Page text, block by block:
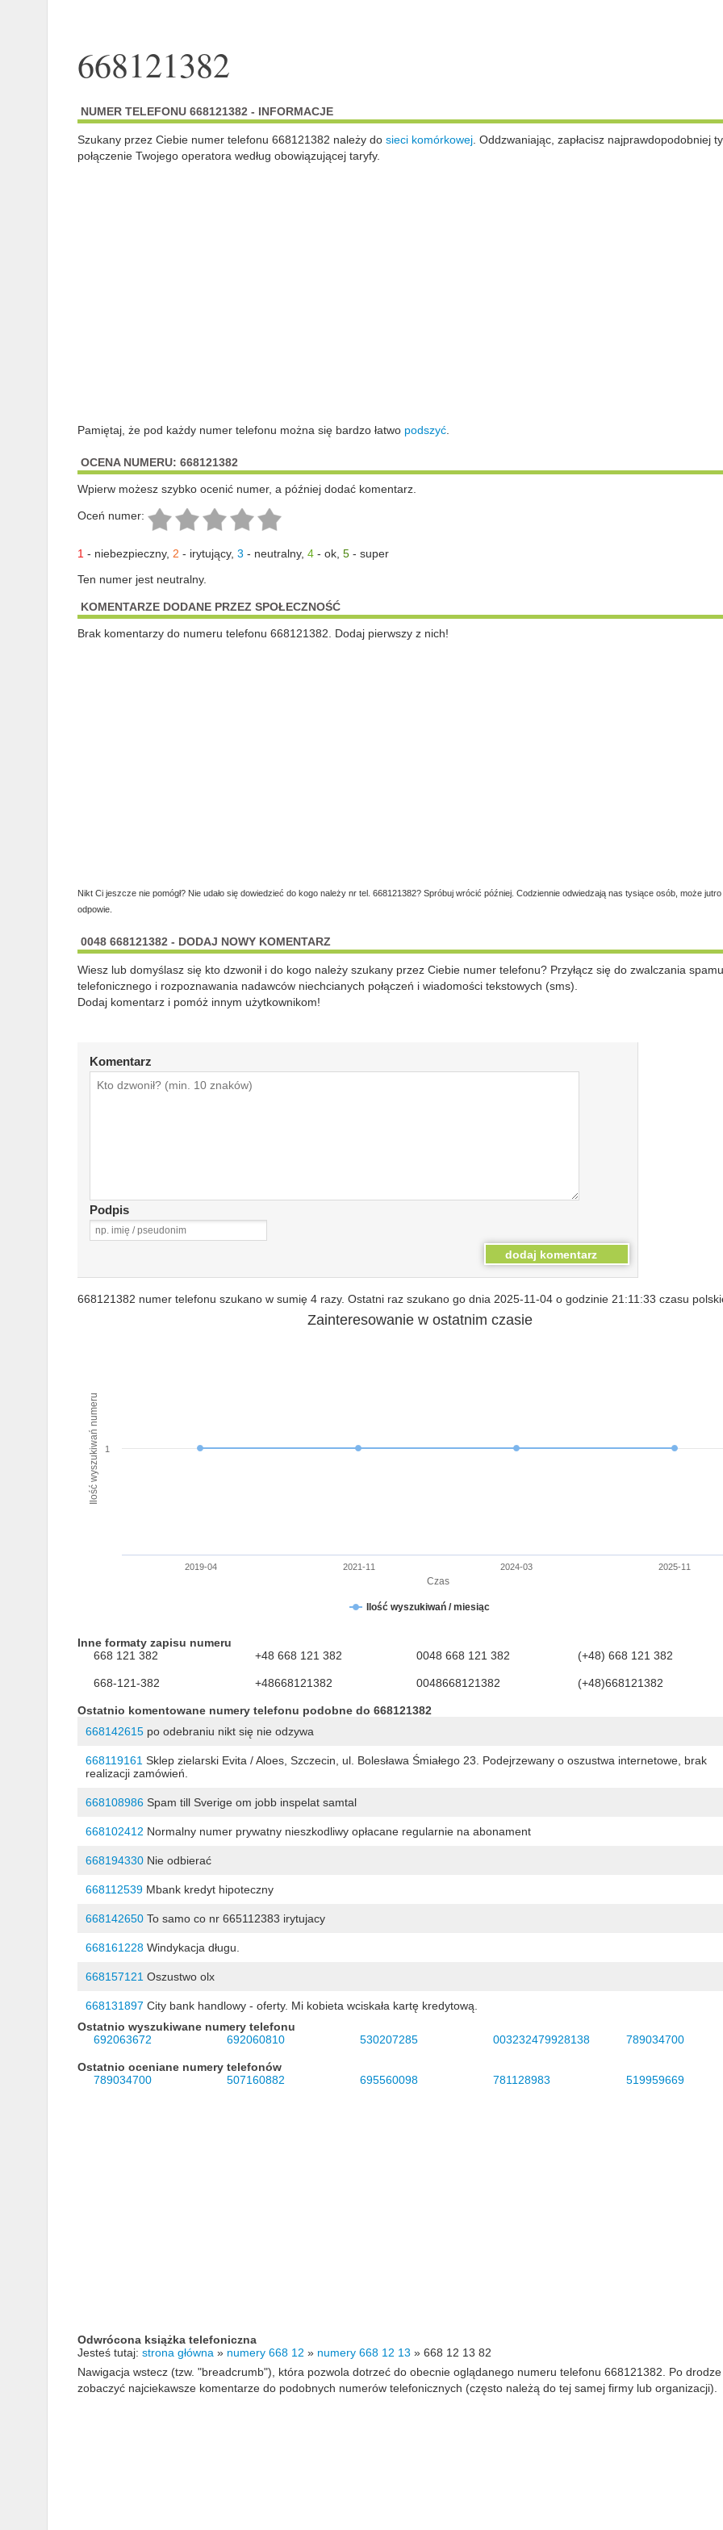
668121382
NUMER TELEFONU 668121382 - INFORMACJE
Szukany przez Ciebie numer telefonu 668121382 należy do sieci komórkowej. Oddzwaniając, zapłacisz najprawdopodobniej
połączenie Twojego operatora według obowiązującej taryfy.
Pamiętaj, że pod każdy numer telefonu można się bardzo łatwo podszyć.
OCENA NUMERU: 668121382
Wpierw możesz szybko ocenić numer, a później dodać komentarz.
Oceń numer:
1- niebezpieczny, 2 - irytujący, 3 - neutralny, 4- ok, 5- super
Ten numer jest neutralny.
KOMENTARZE DODANE PRZEZ SPOŁECZNOŚĆ
Brak komentarzy do numeru telefonu 668121382. Dodaj pierwszy z nich!
Nikt Ci jeszcze nie pomógł? Nie udało się dowiedzieć do kogo należy nr tel. 668121382? Spróbuj wrócić później. Codziennie odwiedzają nas tysiące osób, może
odpowie.
0048 668121382 - DODAJ NOWY KOMENTARZ
Wiesz lub domyślasz się kto dzwonił i do kogo należy szukany przez Ciebie numer telefonu? Przyłącz się do zwalczania spamu
telefonicznego i rozpoznawania nadawców niechcianych połączeń i wiadomości tekstowych (sms).
Dodaj komentarz i pomóż innym użytkownikom!
Komentarz
Podpis
668121382 numer telefonu szukano w sumię 4 razy. Ostatni raz szukano go dnia 2025-11-04 o godzinie 21:11:33 czasu
Czas
Ilość wyszukiwań numeru
Zainteresowanie w ostatnim czasie
Ilość wyszukiwań / miesiąc
2019-04 2021-11 2024-03 2025-11
1
Inne formaty zapisu numeru
668 121 382
+48 668 121 382 0048 668 121 382 (+48) 668 121 382
668-121-382 +48668121382 0048668121382 (+48)668121382
Ostatnio komentowane numery telefonu podobne do 668121382
668142615po odebraniu nikt się nie odzywa
668119161Sklep zielarski Evita / Aloes, Szczecin, ul. Bolesława Śmiałego 23. Podejrzewany o oszustwa internetowe, brak
realizacji zamówień.
668108986Spam till Sverige om jobb inspelat samtal
668102412 Normalny numer prywatny nieszkodliwy opłacane regularnie na abonament
668194330Nie odbierać
668112539Mbank kredyt hipoteczny
668142650To samo co nr 665112383 irytujacy
668161228Windykacja długu.
668157121Oszustwo olx
668131897 City bank handlowy - oferty. Mi kobieta wciskała kartę kredytową.
Ostatnio wyszukiwane numery telefonu
692063672
692060810 530207285 003232479928138 789034700
Ostatnio oceniane numery telefonów
789034700
507160882 695560098 781128983 519959669
Odwrócona książka telefoniczna
Jesteś tutaj: strona główna » numery 668 12 » numery 668 12 13 » 668 12 13 82
Nawigacja wstecz (tzw. "breadcrumb"), która pozwola dotrzeć do obecnie oglądanego numeru telefonu 668121382. Po
zobaczyć najciekawsze komentarze do podobnych numerów telefonicznych (często należą do tej samej firmy lub organizacji).